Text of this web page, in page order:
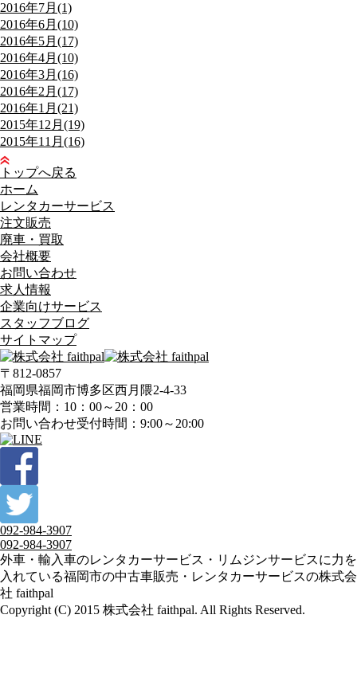
2016年7月(1)
2016年6月(10)
2016年5月(17)
2016年4月(10)
2016年3月(16)
2016年2月(17)
2016年1月(21)
2015年12月(19)
2015年11月(16)
トップへ戻る
ホーム
レンタカーサービス
注文販売
廃車・買取
会社概要
お問い合わせ
求人情報
企業向けサービス
スタッフブログ
サイトマップ
〒812-0857
福岡県福岡市博多区西月隈2-4-33
営業時間：10：00～20：00
お問い合わせ受付時間：9:00～20:00
092-984-3907
092-984-3907
外車・輸入車のレンタカーサービス・リムジンサービスに力を
入れている福岡市の中古車販売・レンタカーサービスの株式会
社 faithpal
Copyright (C) 2015 株式会社 faithpal. All Rights Reserved.